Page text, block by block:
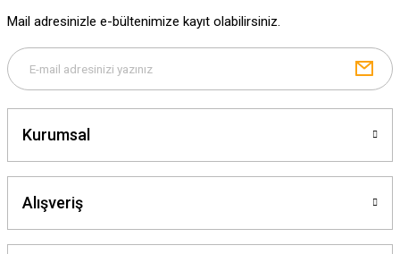
Mail adresinizle e-bültenimize kayıt olabilirsiniz.
Kurumsal
Alışveriş